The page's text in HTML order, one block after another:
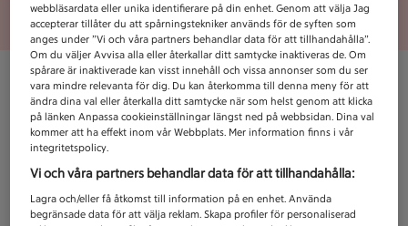
Unknown error
webbläsardata eller unika identifierare på din enhet. Genom att välja Jag
accepterar tillåter du att spårningstekniker används för de syften som
anges under ”Vi och våra partners behandlar data för att tillhandahålla”.
Om du väljer Avvisa alla eller återkallar ditt samtycke inaktiveras de. Om
spårare är inaktiverade kan visst innehåll och vissa annonser som du ser
vara mindre relevanta för dig. Du kan återkomma till denna meny för att
ändra dina val eller återkalla ditt samtycke när som helst genom att klicka
på länken Anpassa cookieinställningar längst ned på webbsidan. Dina val
kommer att ha effekt inom vår Webbplats. Mer information finns i vår
integritetspolicy.
Vi och våra partners behandlar data för att tillhandahålla:
Lagra och/eller få åtkomst till information på en enhet. Använda
begränsade data för att välja reklam. Skapa profiler för personaliserad